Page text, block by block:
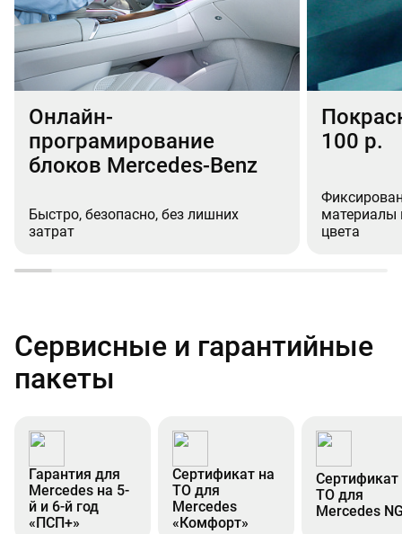
Онлайн-
програмирование
блоков Mercedes-Benz
Быстро, безопасно, без лишних
затрат
100 р.
материалы
цвета
Сервисные и гарантийные
пакеты
Гарантия для
Mercedes на 5-
й и 6-й год
«ПСП+»
Сертификат на
ТО для
Mercedes
«Комфорт»
Сертификат
ТО для
Mercedes